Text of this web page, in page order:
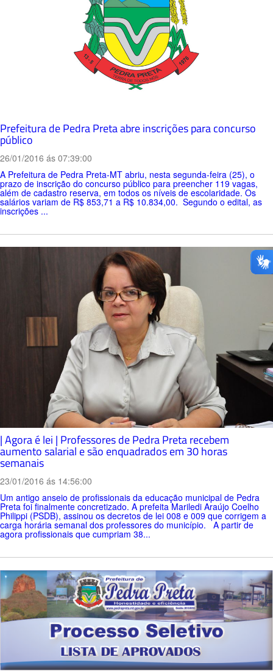
Prefeitura de Pedra Preta abre inscrições para concurso
público
26/01/2016 ás 07:39:00
A Prefeitura de Pedra Preta-MT abriu, nesta segunda-feira (25), o
prazo de inscrição do concurso público para preencher 119 vagas,
além de cadastro reserva, em todos os níveis de escolaridade. Os
salários variam de R$ 853,71 a R$ 10.834,00. Segundo o edital, as
inscrições ...
| Agora é lei | Professores de Pedra Preta recebem
aumento salarial e são enquadrados em 30 horas
semanais
23/01/2016 ás 14:56:00
Um antigo anseio de profissionais da educação municipal de Pedra
Preta foi finalmente concretizado. A prefeita Mariledi Araújo Coelho
Philippi (PSDB), assinou os decretos de lei 008 e 009 que corrigem a
carga horária semanal dos professores do município. A partir de
agora profissionais que cumpriam 38...